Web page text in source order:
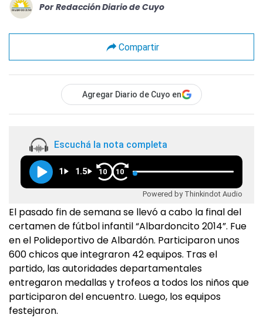
Por Redacción Diario de Cuyo
Compartir
Agregar Diario de Cuyo en
Escuchá la nota completa
1 1.5 10 10
Powered by Thinkindot Audio
El pasado fin de semana se llevó a cabo la final del
certamen de fútbol infantil “Albardoncito 2014”. Fue
en el Polideportivo de Albardón. Participaron unos
600 chicos que integraron 42 equipos. Tras el
partido, las autoridades departamentales
entregaron medallas y trofeos a todos los niños que
participaron del encuentro. Luego, los equipos
festejaron.